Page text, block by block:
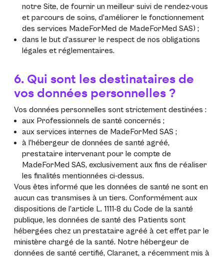
notre Site, de fournir un meilleur suivi de rendez-vous
et parcours de soins, d’améliorer le fonctionnement
des services MadeForMed de MadeForMed SAS) ;
dans le but d’assurer le respect de nos obligations
légales et réglementaires.
6. Qui sont les destinataires de
vos données personnelles ?
Vos données personnelles sont strictement destinées :
aux Professionnels de santé concernés ;
aux services internes de MadeForMed SAS ;
à l’hébergeur de données de santé agréé,
prestataire intervenant pour le compte de
MadeForMed SAS, exclusivement aux fins de réaliser
les finalités mentionnées ci-dessus.
Vous êtes informé que les données de santé ne sont en
aucun cas transmises à un tiers. Conformément aux
dispositions de l’article L. 1111-8 du Code de la santé
publique, les données de santé des Patients sont
hébergées chez un prestataire agréé à cet effet par le
ministère chargé de la santé. Notre hébergeur de
données de santé certifié, Claranet, a récemment mis à